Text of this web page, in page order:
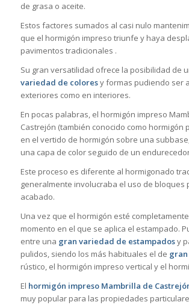
de grasa o aceite.
Estos factores sumados al casi nulo
que el hormigón impreso triunfe y haya
pavimentos tradicionales .
Su gran versatilidad ofrece la posibilidad de
variedad de coloresy formas pudiendo ser
exteriores como en interiores.
En pocas palabras, el hormigón impreso
Castrejón (también conocido como hormigón
en el vertido de hormigón sobre una
una capa de color seguido de un
Este proceso es diferente al hormigonado
generalmente involucraba el uso de bloques
acabado.
Una vez que el hormigón esté
momento en el que se aplica el estampado.
entre una gran variedad de estampadosy
pulidos, siendo los más habituales el de
rústico, el hormigón impreso vertical y el
El hormigón impreso Mambrilla de
muy popular para las propiedades